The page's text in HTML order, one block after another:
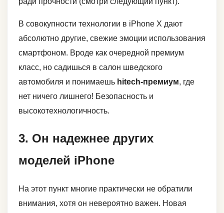
В совокупности технологии в iPhone X дают
абсолютно другие, свежие эмоции использования
смартфоном. Вроде как очередной премиум
класс, но садишься в салон шведского
автомобиля и понимаешь hitech-премиум, где
нет ничего лишнего! Безопасность и
высокотехнологичность.
3. Он надежнее других
моделей iPhone
На этот пункт многие практически не обратили
внимания, хотя он невероятно важен. Новая